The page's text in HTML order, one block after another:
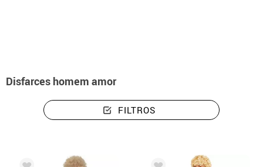
Disfarces homem amor
FILTROS